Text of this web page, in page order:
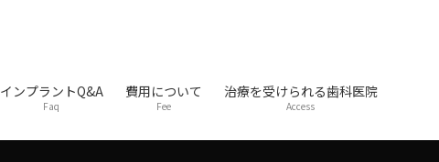
インプラントQ&A
Faq
費用について
Fee
治療を受けられる歯科医院
Access